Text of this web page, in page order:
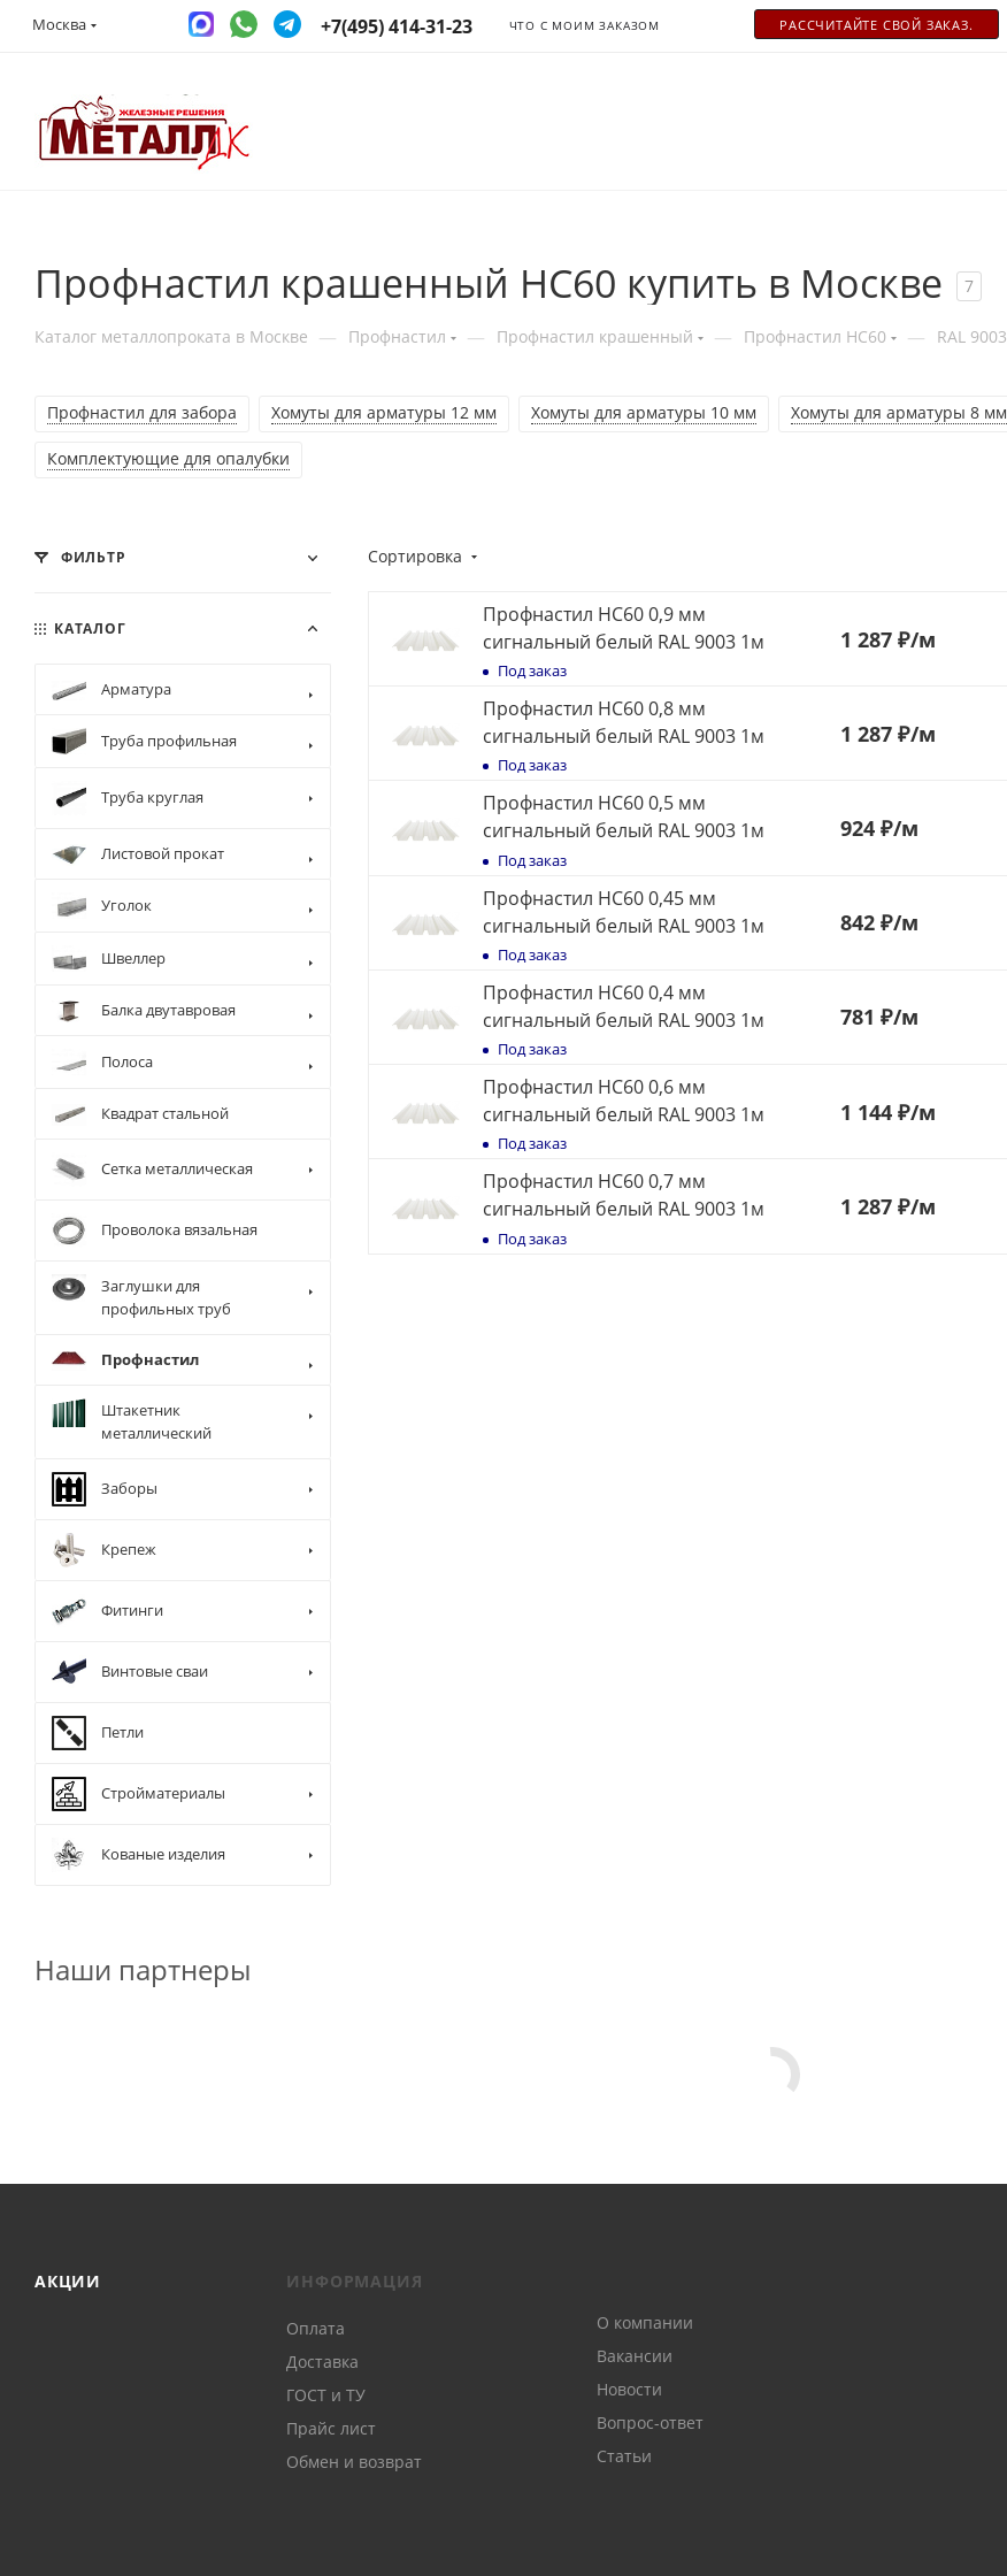
Москва +7(495) 414-31-23 ЧТО С МОИМ ЗАКАЗОМ РАСCЧИТАЙТЕ СВОЙ ЗАКАЗ.
Профнастил крашенный HC60 купить в Москве 7
Каталог металлопроката в Москве — Профнастил — Профнастил крашенный — Профнастил НС60 — RAL 9003
Профнастил для забора Хомуты для арматуры 12 мм Хомуты для арматуры 10 мм Хомуты для арматуры 8 мм
Комплектующие для опалубки
Сортировка
Профнастил НС60 0,9 мм
сигнальный белый RAL 9003 1м
Под заказ
1 287 ₽/м
Профнастил НС60 0,8 мм
сигнальный белый RAL 9003 1м
Под заказ
1 287 ₽/м
Профнастил НС60 0,5 мм
сигнальный белый RAL 9003 1м
Под заказ
924 ₽/м
Профнастил НС60 0,45 мм
сигнальный белый RAL 9003 1м
Под заказ
842 ₽/м
Профнастил НС60 0,4 мм
сигнальный белый RAL 9003 1м
Под заказ
781 ₽/м
Профнастил НС60 0,6 мм
сигнальный белый RAL 9003 1м
Под заказ
1 144 ₽/м
Профнастил НС60 0,7 мм
сигнальный белый RAL 9003 1м
Под заказ
1 287 ₽/м
ФИЛЬТР
КАТАЛОГ
Арматура
Труба профильная
Труба круглая
Листовой прокат
Уголок
Швеллер
Балка двутавровая
Полоса
Квадрат стальной
Сетка металлическая
Проволока вязальная
Заглушки для
профильных труб
Профнастил
Штакетник
металлический
Заборы
Крепеж
Фитинги
Винтовые сваи
Петли
Стройматериалы
Кованые изделия
Наши партнеры
АКЦИИ ИНФОРМАЦИЯ
Оплата
Доставка
ГОСТ и ТУ
Прайс лист
Обмен и возврат
О компании
Вакансии
Новости
Вопрос-ответ
Статьи